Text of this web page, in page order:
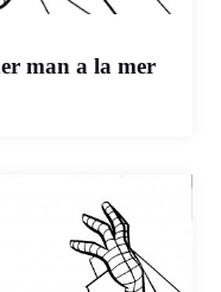
man a la mer